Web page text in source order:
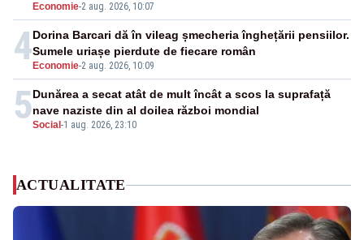
Economie-2 aug. 2026, 10:07
4 Economie-2 aug. 2026, 10:09
Dorina Barcari dă în vileag șmecheria înghețării pensiilor.
Sumele uriașe pierdute de fiecare român
5Social -1 aug. 2026, 23:10
Dunărea a secat atât de mult încât a scos la suprafață
nave naziste din al doilea război mondial
ACTUALITATE